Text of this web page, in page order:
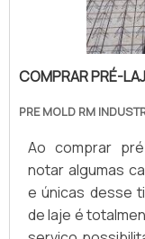
COMPRAR PRÉ-
PRE MOLD RM
Ao comprar
notar algumas
e únicas desse
de laje é